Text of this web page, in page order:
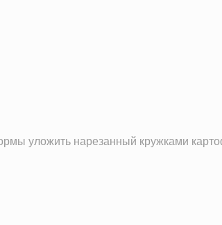
уложить нарезанный кружками